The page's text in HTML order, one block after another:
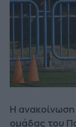
Η ανακοίνωση
ομάδας του